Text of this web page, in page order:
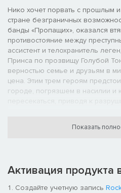
Нико хочет порвать с прошлым
стране безграничных
банды «Пропащих», оказался
противостояние между
ассистент и телохранитель
Принса по прозвищу Голубой
верностью семье и друзьям в
цена. Этим трем героям
городе, погрязшем в насилии и
а также дополнения The Lost
Показать
Активация продукта
Создайте учетную запись